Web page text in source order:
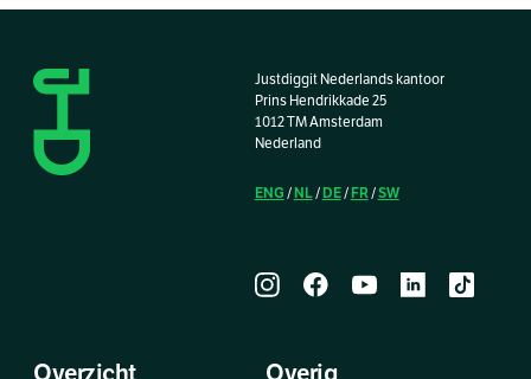
Justdiggit Nederlands kantoor
Prins Hendrikkade 25
1012 TM Amsterdam
Nederland
ENG / NL/ DE/ FR/SW